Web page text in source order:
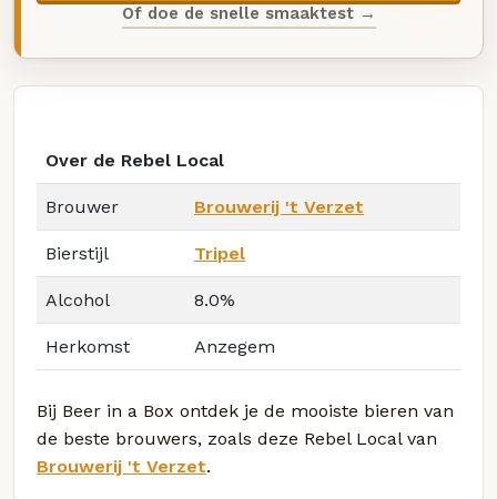
Of doe de snelle smaaktest →
Over de Rebel Local
Brouwer Brouwerij 't Verzet
Bierstijl Tripel
Alcohol 8.0%
Herkomst Anzegem
Bij Beer in a Box ontdek je de mooiste bieren van
de beste brouwers, zoals deze Rebel Local van
Brouwerij 't Verzet.